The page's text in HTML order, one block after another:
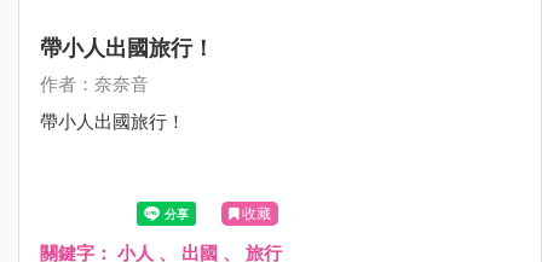
帶小人出國旅行！
作者：奈奈音
帶小人出國旅行！
收藏
關鍵字： 小人 、 出國 、 旅行